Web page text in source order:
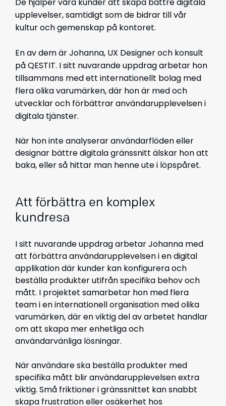
De hjälper våra kunder att skapa bättre digitala
upplevelser, samtidigt som de bidrar till vår
kultur och gemenskap på kontoret.
En av dem är Johanna, UX Designer och konsult
på QESTIT. I sitt nuvarande uppdrag arbetar hon
tillsammans med ett internationellt bolag med
flera olika varumärken, där hon är med och
utvecklar och förbättrar användarupplevelsen i
digitala tjänster.
När hon inte analyserar användarflöden eller
designar bättre digitala gränssnitt älskar hon att
baka, eller så hittar man henne ute i löpspåret.
Att förbättra en komplex
kundresa
I sitt nuvarande uppdrag arbetar Johanna med
att förbättra användarupplevelsen i en digital
applikation där kunder kan konfigurera och
beställa produkter utifrån specifika behov och
mått. I projektet samarbetar hon med flera
team i en internationell organisation med olika
varumärken, där en viktig del av arbetet handlar
om att skapa mer enhetliga och
användarvänliga lösningar.
När användare ska beställa produkter med
specifika mått blir användarupplevelsen extra
viktig. Små friktioner i gränssnittet kan snabbt
skapa frustration eller osäkerhet hos